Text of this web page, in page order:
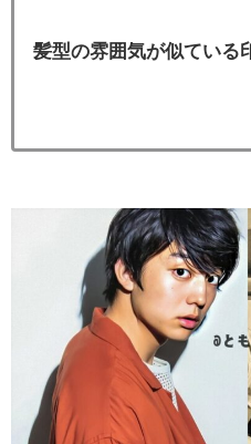
髪型の雰囲気が似ている